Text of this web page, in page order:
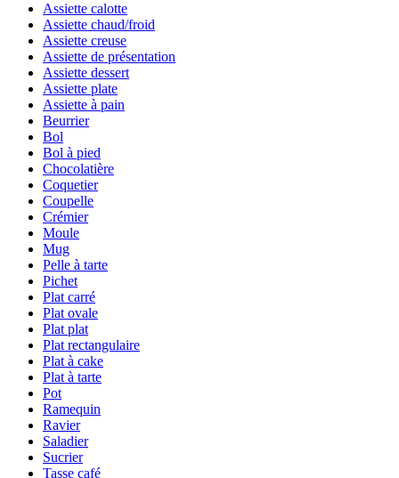
Assiette calotte
Assiette chaud/froid
Assiette creuse
Assiette de présentation
Assiette dessert
Assiette plate
Assiette à pain
Beurrier
Bol
Bol à pied
Chocolatière
Coquetier
Coupelle
Crémier
Moule
Mug
Pelle à tarte
Pichet
Plat carré
Plat ovale
Plat plat
Plat rectangulaire
Plat à cake
Plat à tarte
Pot
Ramequin
Ravier
Saladier
Sucrier
Tasse café